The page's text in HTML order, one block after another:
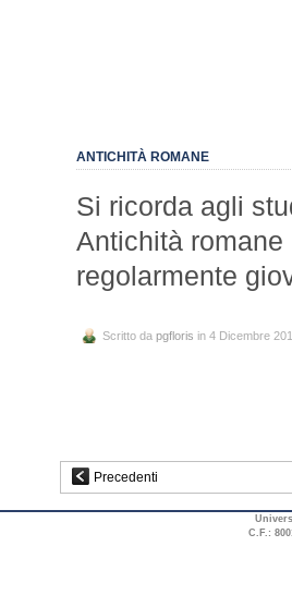
ANTICHITÀ ROMANE
Si ricorda agli
Antichità
regolarmente
Scritto da pgfloris in 4 Dicembre
Precedenti
C.F.: